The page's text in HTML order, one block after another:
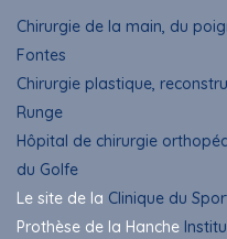
Chirurgie de la main, du
Fontes
Chirurgie plastique,
Runge
Hôpital de chirurgie
du Golfe
Le site de la Clinique du
Prothèse de la Hanche